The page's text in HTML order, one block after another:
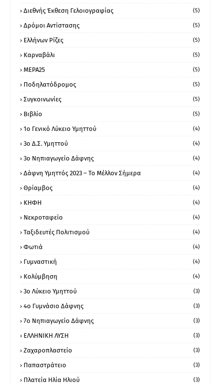
Διεθνής Έκθεση Γελοιογραφίας (5)
Δρόμοι Αντίστασης (5)
Ελλήνων Ρίζες (5)
Καρναβάλι (5)
ΜΕΡΑ25 (5)
Ποδηλατόδρομος (5)
Συγκοινωνίες (5)
Βιβλίο (5)
1ο Γενικό Λύκειο Υμηττού (4)
3ο Δ.Σ. Υμηττού (4)
3ο Νηπιαγωγείο Δάφνης (4)
Δάφνη Υμηττός 2023 – Το Μέλλον Σήμερα (4)
Θρίαμβος (4)
ΚΗΦΗ (4)
Νεκροταφείο (4)
Ταξιδευτές Πολιτισμού (4)
Φωτιά (4)
Γυμναστική (4)
Κολύμβηση (4)
3ο Λύκειο Υμηττού (3)
4ο Γυμνάσιο Δάφνης (3)
7ο Νηπιαγωγείο Δάφνης (3)
ΕΛΛΗΝΙΚΗ ΛΥΣΗ (3)
Ζαχαροπλαστείο (3)
Παπαστράτειο (3)
Πλατεία Ηλία Ηλιού (3)